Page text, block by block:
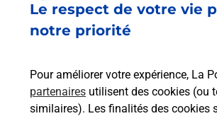
Le respect de votre vie
notre priorité
Pour améliorer votre expérience, La
partenaires utilisent des cookies (ou
similaires). Les finalités des cookies
Boîte aux lettres La Poste
2 Route De Locronan
29180 Quemeneven
Le lien s'ouvre dans un nouvel onglet